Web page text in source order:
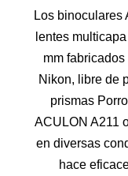
Los binoculares
lentes
mm
Nikon, libre de
prismas
ACULON A211
en diversas
hace